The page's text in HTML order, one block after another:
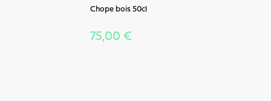
Chope bois 50cl
75,00 €